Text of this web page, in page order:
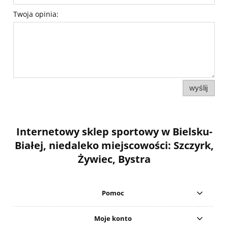
Twoja opinia:
wyślij
Internetowy sklep sportowy w Bielsku-
Białej, niedaleko miejscowości: Szczyrk,
Żywiec, Bystra
Pomoc
Moje konto